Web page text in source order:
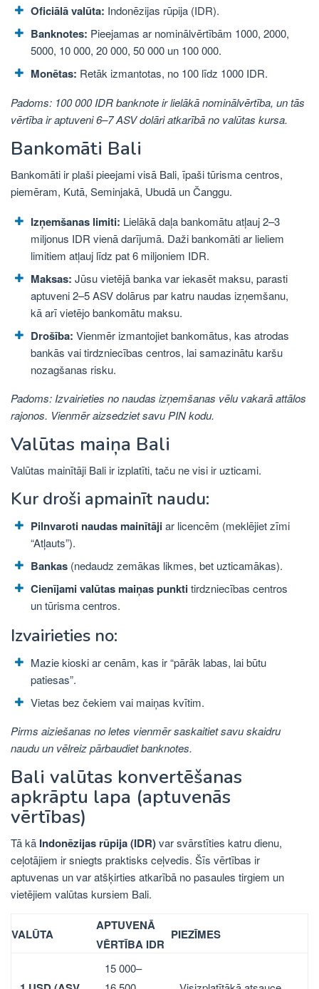
Oficiālā valūta: Indonēzijas rūpija (IDR).
Banknotes: Pieejamas ar nominālvērtībām 1000, 2000,
5000, 10 000, 20 000, 50 000 un 100 000.
Monētas: Retāk izmantotas, no 100 līdz 1000 IDR.
Padoms: 100 000 IDR banknote ir lielākā nominālvērtība, un tās
vērtība ir aptuveni 6–7 ASV dolāri atkarībā no valūtas kursa.
Bankomāti Bali
Bankomāti ir plaši pieejami visā Bali, īpaši tūrisma centros,
piemēram, Kutā, Seminjakā, Ubudā un Čanggu.
Izņemšanas limiti: Lielākā daļa bankomātu atļauj 2–3
miljonus IDR vienā darījumā. Daži bankomāti ar lieliem
limitiem atļauj līdz pat 6 miljoniem IDR.
Maksas: Jūsu vietējā banka var iekasēt maksu, parasti
aptuveni 2–5 ASV dolārus par katru naudas izņemšanu,
kā arī vietējo bankomātu maksu.
Drošība: Vienmēr izmantojiet bankomātus, kas atrodas
bankās vai tirdzniecības centros, lai samazinātu karšu
nozagšanas risku.
Padoms: Izvairieties no naudas izņemšanas vēlu vakarā attālos
rajonos. Vienmēr aizsedziet savu PIN kodu.
Valūtas maiņa Bali
Valūtas mainītāji Bali ir izplatīti, taču ne visi ir uzticami.
Kur droši apmainīt naudu:
Pilnvaroti naudas mainītājiar licencēm (meklējiet zīmi
“Atļauts”).
Bankas (nedaudz zemākas likmes, bet uzticamākas).
Cienījami valūtas maiņas punktitirdzniecības centros
un tūrisma centros.
Izvairieties no:
Mazie kioski ar cenām, kas ir “pārāk labas, lai būtu
patiesas”.
Vietas bez čekiem vai maiņas kvītim.
Pirms aiziešanas no letes vienmēr saskaitiet savu skaidru
naudu un vēlreiz pārbaudiet banknotes.
Bali valūtas konvertēšanas
apkrāptu lapa (aptuvenās
vērtības)
Tā kā Indonēzijas rūpija (IDR)var svārstīties katru dienu,
ceļotājiem ir sniegts praktisks ceļvedis. Šīs vērtības ir
aptuvenas un var atšķirties atkarībā no pasaules tirgiem un
vietējiem valūtas kursiem Bali.
VALŪTA
APTUVENĀ
VĒRTĪBA IDR
PIEZĪMES
15 000–